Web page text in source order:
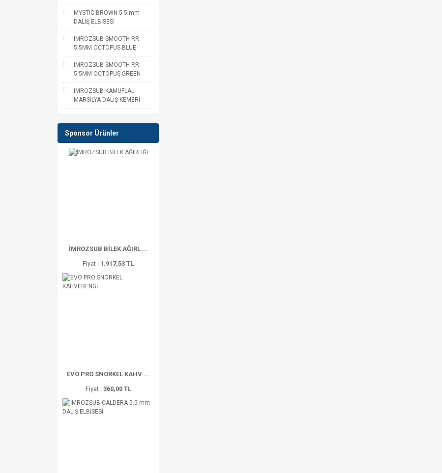
MYSTIC BROWN 5.5 mm
DALIŞ ELBİSESİ
IMROZSUB SMOOTH RR
5.5MM OCTOPUS BLUE
IMROZSUB SMOOTH RR
5.5MM OCTOPUS GREEN
IMROZSUB KAMUFLAJ
MARSİLYA DALIŞ KEMERİ
Sponsor Ürünler
İMROZSUB BİLEK AĞIRL ...
Fiyat : 1.917,53 TL
EVO PRO SNORKEL KAHV ...
Fiyat : 360,00 TL